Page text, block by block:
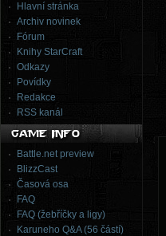
Hlavní stránka
Archiv novinek
Fórum
Knihy StarCraft
Odkazy
Povídky
Redakce
RSS kanál
Battle.net preview
BlizzCast
Časová osa
FAQ
FAQ (žebříčky a ligy)
Karuneho Q&A (56 částí)